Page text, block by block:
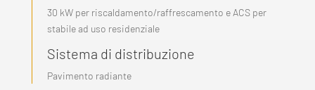
30 kW per riscaldamento/raffrescamento e ACS per
stabile ad uso residenziale
Sistema di distribuzione
Pavimento radiante